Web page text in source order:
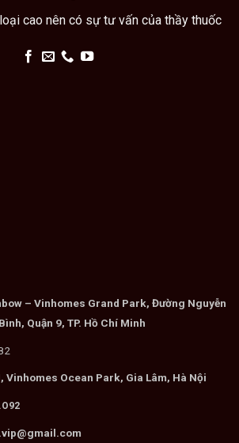
cao nên có sự tư vấn của thầy thuốc
– Vinhomes Grand Park, Đường Nguyễn
Quận 9, TP. Hồ Chí Minh
Vinhomes Ocean Park, Gia Lâm, Hà Nội